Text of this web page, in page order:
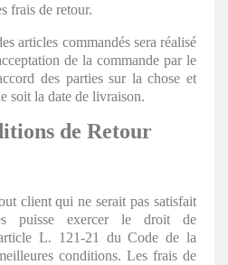
frais de retour.
articles commandés sera réalisé
de la commande par le
des parties sur la chose et
soit la date de livraison.
de Retour
client qui ne serait pas satisfait
puisse exercer le droit de
L. 121-21 du Code de la
conditions. Les frais de